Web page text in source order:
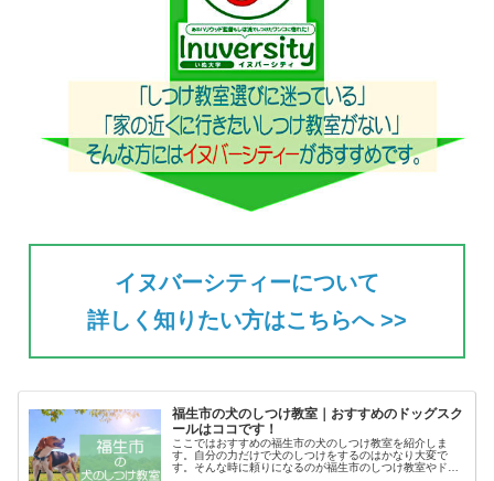
イヌバーシティーについて
詳しく知りたい方はこちらへ >>
福生市の犬のしつけ教室｜おすすめのドッグスク
ールはココです！
ここではおすすめの福生市の犬のしつけ教室を紹介しま
す。自分の力だけで犬のしつけをするのはかなり大変で
す。そんな時に頼りになるのが福生市のしつけ教室やドッ